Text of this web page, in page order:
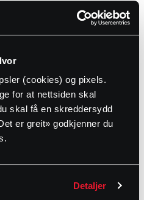
(cookies) og pixels.
for at nettsiden skal
skal få en skreddersydd
er greit» godkjenner du
Detaljer
står du overfor
dine effektivt samtidig
kvalitetsstandarder og jobbe